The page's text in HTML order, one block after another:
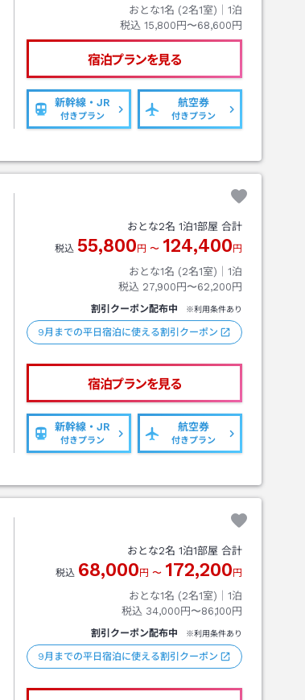
おとな1名 (2名1室)｜ 1泊
税込 15,800円〜68,600円
宿泊プランを見る
新幹線・JR
付きプラン
航空券
付きプラン
おとな2名 1泊1部屋 合計
税込 55,800 円 〜 124,400 円
おとな1名 (2名1室)｜ 1泊
税込 27,900円〜62,200円
割引クーポン配布中 ※利用条件あり
9月までの平日宿泊に使える割引クーポン
宿泊プランを見る
新幹線・JR
付きプラン
航空券
付きプラン
おとな2名 1泊1部屋 合計
税込 68,000 円 〜 172,200 円
おとな1名 (2名1室)｜ 1泊
税込 34,000円〜86,100円
割引クーポン配布中 ※利用条件あり
9月までの平日宿泊に使える割引クーポン